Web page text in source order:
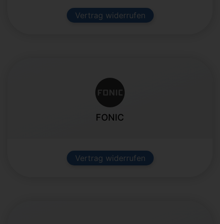
Vertrag widerrufen
FONIC
Vertrag widerrufen